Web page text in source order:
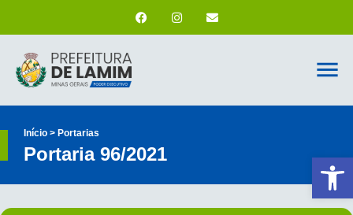
Início > Portarias
Portaria 96/2021